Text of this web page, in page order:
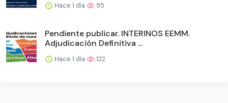
Hace 1 día 95
Pendiente publicar. INTERINOS EEMM.
Adjudicación Definitiva ...
Hace 1 día 122